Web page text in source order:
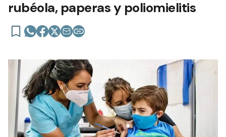
rubéola, paperas y poliomielitis